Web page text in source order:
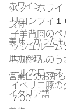
赤ワイン
食材
美味しかった
地方料理
営業日のお知
イタリア語
スノーホワイ
リコンフィ１
子羊背肉の
ッシュルーム
吉川さんのう
ールのロー
イベリコ豚の
７00